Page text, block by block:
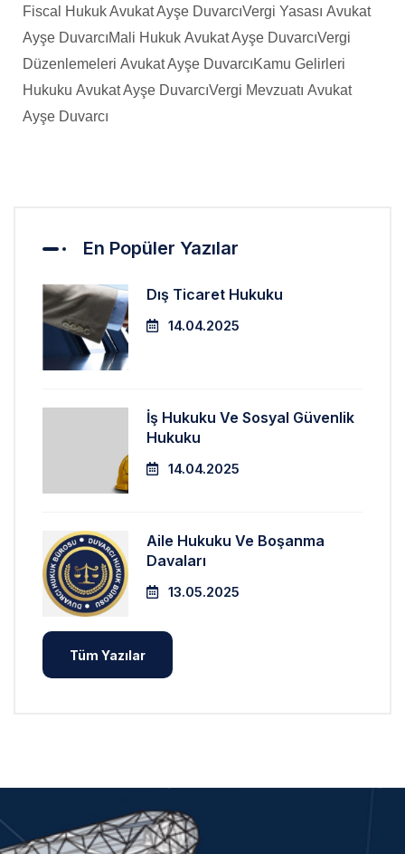
Fiscal Hukuk Avukat Ayşe DuvarcıVergi Yasası Avukat
Ayşe DuvarcıMali Hukuk Avukat Ayşe DuvarcıVergi
Düzenlemeleri Avukat Ayşe DuvarcıKamu Gelirleri
Hukuku Avukat Ayşe DuvarcıVergi Mevzuatı Avukat
Ayşe Duvarcı
En Popüler Yazılar
Dış Ticaret Hukuku
14.04.2025
İş Hukuku Ve Sosyal Güvenlik
Hukuku
14.04.2025
Aile Hukuku Ve Boşanma
Davaları
13.05.2025
Tüm Yazılar